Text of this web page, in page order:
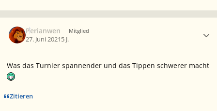
Perianwen Mitglied
27. Juni 20215 J.
Was das Turnier spannender und das Tippen schwerer macht
Zitieren